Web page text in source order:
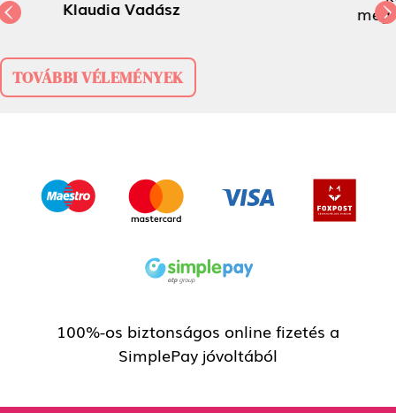
meglepően egyszerű volt, szupi az oldal! :)
Previous
TOVÁBBI VÉLEMÉNYEK
100%-os biztonságos online fizetés a
SimplePay jóvoltából